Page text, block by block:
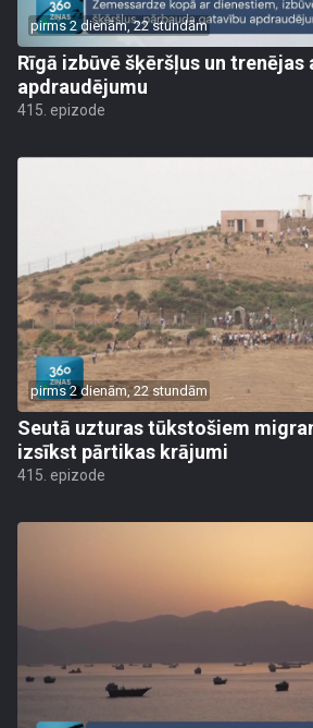
pirms 2 dienām, 22 stundām
Rīgā izbūvē šķēršļus un
apdraudējumu
415. epizode
pirms 2 dienām, 22 stundām
Seutā uzturas tūkstošiem
izsīkst pārtikas krājumi
415. epizode